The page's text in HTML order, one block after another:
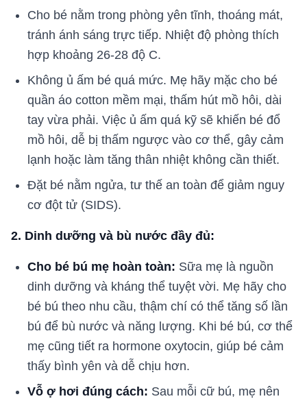
Cho bé nằm trong phòng yên tĩnh, thoáng mát,
tránh ánh sáng trực tiếp. Nhiệt độ phòng thích
hợp khoảng 26-28 độ C.
Không ủ ấm bé quá mức. Mẹ hãy mặc cho bé
quần áo cotton mềm mại, thấm hút mồ hôi, dài
tay vừa phải. Việc ủ ấm quá kỹ sẽ khiến bé đổ
mồ hôi, dễ bị thấm ngược vào cơ thể, gây cảm
lạnh hoặc làm tăng thân nhiệt không cần thiết.
Đặt bé nằm ngửa, tư thế an toàn để giảm nguy
cơ đột tử (SIDS).
2. Dinh dưỡng và bù nước đầy đủ:
Cho bé bú mẹ hoàn toàn: Sữa mẹ là nguồn
dinh dưỡng và kháng thể tuyệt vời. Mẹ hãy cho
bé bú theo nhu cầu, thậm chí có thể tăng số lần
bú để bù nước và năng lượng. Khi bé bú, cơ thể
mẹ cũng tiết ra hormone oxytocin, giúp bé cảm
thấy bình yên và dễ chịu hơn.
Vỗ ợ hơi đúng cách: Sau mỗi cữ bú, mẹ nên